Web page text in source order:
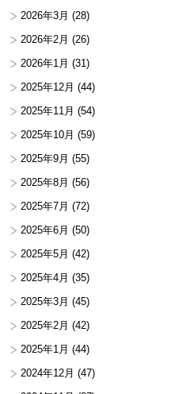
2026年3月 (28)
2026年2月 (26)
2026年1月 (31)
2025年12月 (44)
2025年11月 (54)
2025年10月 (59)
2025年9月 (55)
2025年8月 (56)
2025年7月 (72)
2025年6月 (50)
2025年5月 (42)
2025年4月 (35)
2025年3月 (45)
2025年2月 (42)
2025年1月 (44)
2024年12月 (47)